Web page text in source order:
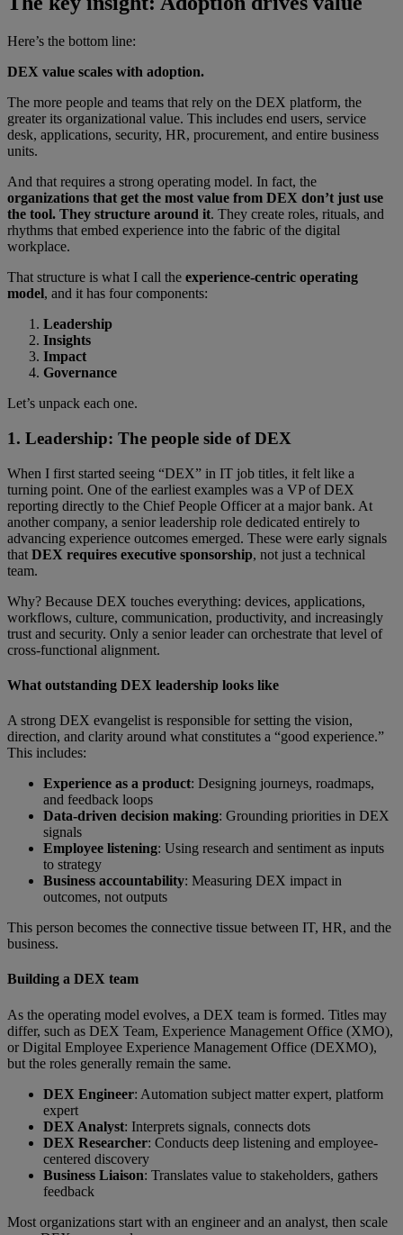
Here’s the bottom line:
DEX value scales with adoption.
The more people and teams that rely on the DEX platform, the
greater its organizational value. This includes end users, service
desk, applications, security, HR, procurement, and entire business
units.
And that requires a strong operating model. In fact, the
organizations that get the most value from DEX don’t just use
the tool. They structure around it. They create roles, rituals, and
rhythms that embed experience into the fabric of the digital
workplace.
That structure is what I call the experience-centric operating
model, and it has four components:
Leadership
Insights
Impact
Governance
Let’s unpack each one.
1. Leadership: The people side of DEX
When I first started seeing “DEX” in IT job titles, it felt like a
turning point. One of the earliest examples was a VP of DEX
reporting directly to the Chief People Officer at a major bank. At
another company, a senior leadership role dedicated entirely to
advancing experience outcomes emerged. These were early signals
that DEX requires executive sponsorship, not just a technical
team.
Why? Because DEX touches everything: devices, applications,
workflows, culture, communication, productivity, and increasingly
trust and security. Only a senior leader can orchestrate that level of
cross-functional alignment.
What outstanding DEX leadership looks like
A strong DEX evangelist is responsible for setting the vision,
direction, and clarity around what constitutes a “good experience.”
This includes:
Experience as a product: Designing journeys, roadmaps,
and feedback loops
Data-driven decision making: Grounding priorities in DEX
signals
Employee listening: Using research and sentiment as inputs
to strategy
Business accountability: Measuring DEX impact in
outcomes, not outputs
This person becomes the connective tissue between IT, HR, and the
business.
Building a DEX team
As the operating model evolves, a DEX team is formed. Titles may
differ, such as DEX Team, Experience Management Office (XMO),
or Digital Employee Experience Management Office (DEXMO),
but the roles generally remain the same.
DEX Engineer: Automation subject matter expert, platform
expert
DEX Analyst: Interprets signals, connects dots
DEX Researcher: Conducts deep listening and employee-
centered discovery
Business Liaison: Translates value to stakeholders, gathers
feedback
Most organizations start with an engineer and an analyst, then scale